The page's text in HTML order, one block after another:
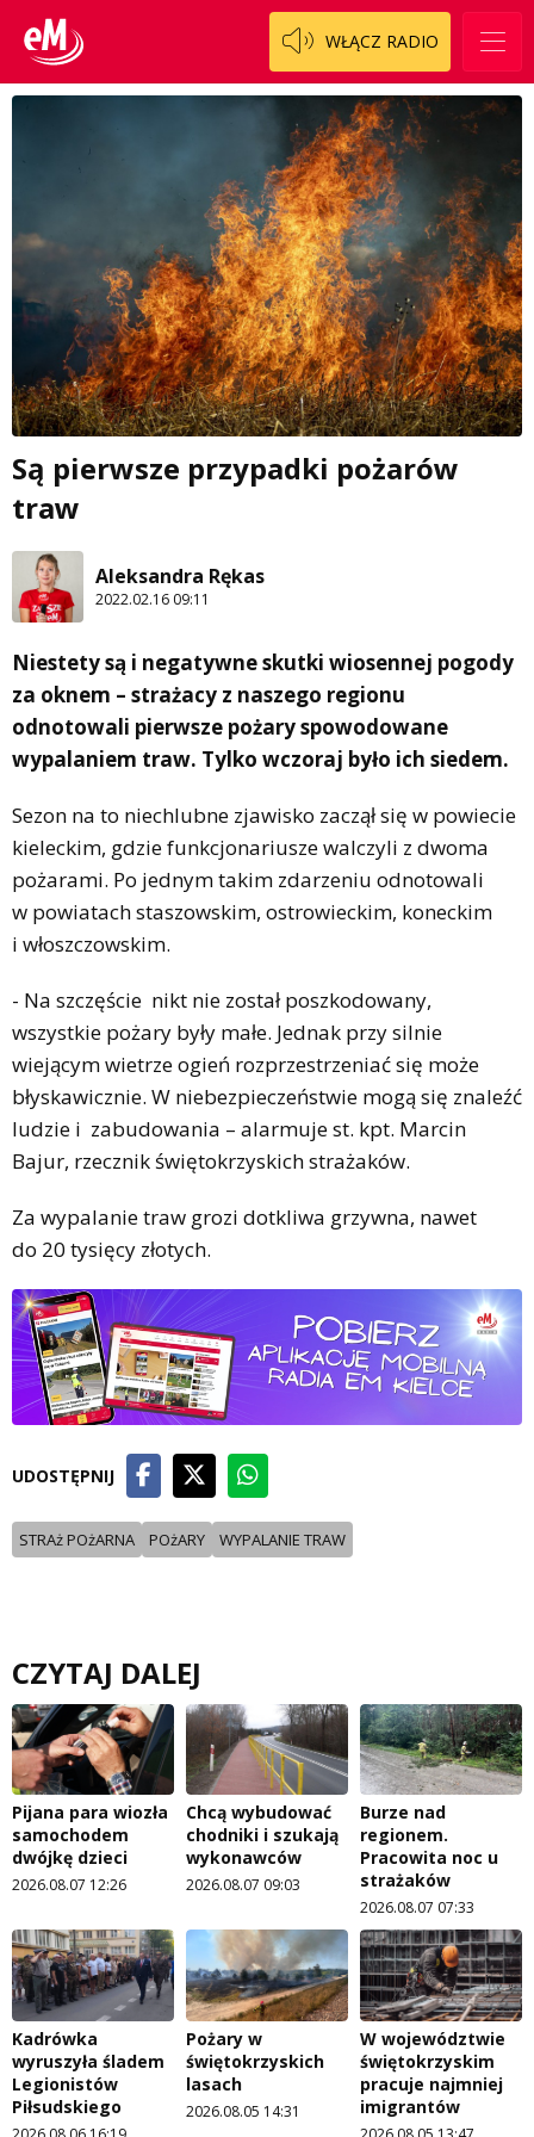
WŁĄCZ RADIO
Są pierwsze przypadki pożarów
traw
Aleksandra Rękas
2022.02.16 09:11
Niestety są i negatywne skutki wiosennej pogody
za oknem – strażacy z naszego regionu
odnotowali pierwsze pożary spowodowane
wypalaniem traw. Tylko wczoraj było ich siedem.
Sezon na to niechlubne zjawisko zaczął się w powiecie
kieleckim, gdzie funkcjonariusze walczyli z dwoma
pożarami. Po jednym takim zdarzeniu odnotowali
w powiatach staszowskim, ostrowieckim, koneckim
i włoszczowskim.
- Na szczęście nikt nie został poszkodowany,
wszystkie pożary były małe. Jednak przy silnie
wiejącym wietrze ogień rozprzestrzeniać się może
błyskawicznie. W niebezpieczeństwie mogą się znaleźć
ludzie i zabudowania – alarmuje st. kpt. Marcin
Bajur, rzecznik świętokrzyskich strażaków.
Za wypalanie traw grozi dotkliwa grzywna, nawet
do 20 tysięcy złotych.
UDOSTĘPNIJ
STRAż POżARNA POżARY WYPALANIE TRAW
CZYTAJ DALEJ
Pijana para wiozła
samochodem
dwójkę dzieci
2026.08.07 12:26
Chcą wybudować
chodniki i szukają
wykonawców
2026.08.07 09:03
Burze nad
regionem.
Pracowita noc u
strażaków
2026.08.07 07:33
Kadrówka
wyruszyła śladem
Legionistów
Piłsudskiego
Pożary w
świętokrzyskich
lasach
2026.08.05 14:31
W województwie
świętokrzyskim
pracuje najmniej
imigrantów